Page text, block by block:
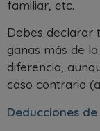
familiar, etc.
Debes declarar
ganas más de
diferencia,
caso contrario
Deducciones